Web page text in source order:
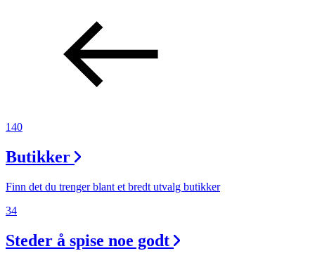
Praktisk informasjon
Ledige stillinger
Magasin
Finn frem
140
Butikker
Finn det du trenger blant et bredt utvalg butikker
34
Steder å spise noe godt